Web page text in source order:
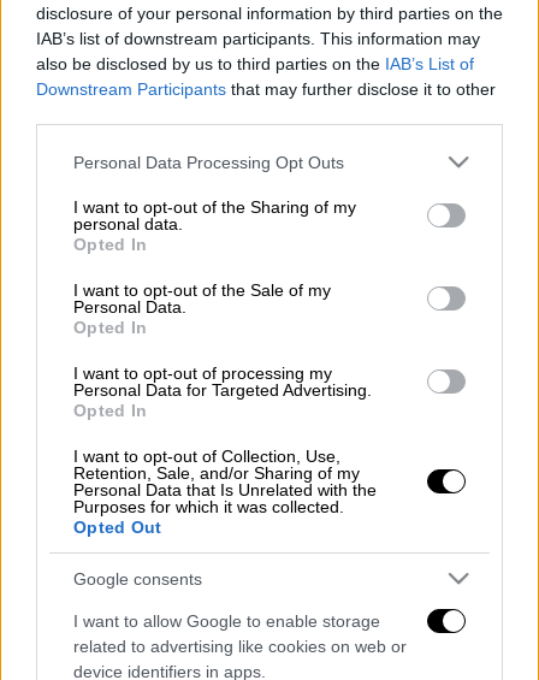
disclosure of your personal information by third parties on the
IAB’s list of downstream participants. This information may
also be disclosed by us to third parties on the IAB’s List of
Downstream Participants that may further disclose it to other
Please note that this website/app uses one or more Google
not limited to your visit or usage behaviour. You may click to
grant or deny consent to Google and its third-party tags to
use your data for below specified purposes in below Google
consent section.
Personal Data Processing Opt Outs
I want to opt-out of the Sharing of my
personal data.
Opted In
I want to opt-out of the Sale of my
Personal Data.
Opted In
I want to opt-out of processing my
Personal Data for Targeted Advertising.
Opted In
I want to opt-out of Collection, Use,
Retention, Sale, and/or Sharing of my
Personal Data that Is Unrelated with the
Purposes for which it was collected.
Opted Out
Google consents
I want to allow Google to enable storage
related to advertising like cookies on web or
device identifiers in apps.
Προσθέστε το ΕΘΝΟΣ στη Google
Των Αγίων Θεοχάρους και Αποστόλου των
αυτάδελφων, τον Άγιο Θεόδωρο και συν
αυτώ Φιλίππα Διόσκορος Σωκράτη και
Απριλίου.
Φιλίππα, Φιλιππία, Φιλιώ
Ανατολή ήλιου : 06:44 - Δύση ήλιου: 20:04 -
Σελήνη28.7 ημερών
Διαβάστε ακόμη
Συγκλονιστικά βίντεο: Η στιγμή που
σεισμός 7,4 Ρίχτερ χτυπά την Κολομβία -
Πανικός στους δρόμους